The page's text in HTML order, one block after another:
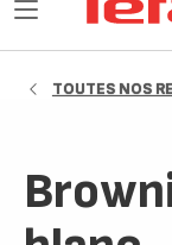
Ouvrir
TOUTES NOS